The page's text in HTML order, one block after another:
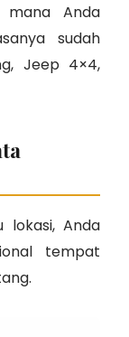
Anda
sudah
Jeep 4×4,
lokasi, Anda
tempat